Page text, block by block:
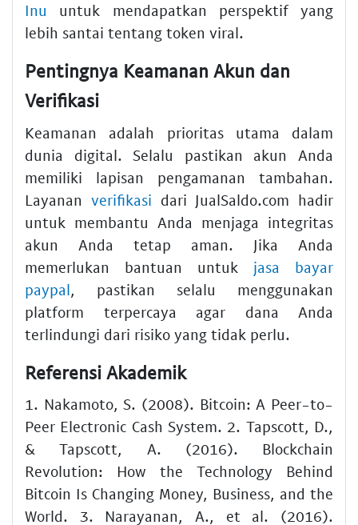
Inu untuk mendapatkan perspektif yang
lebih santai tentang token viral.
Pentingnya Keamanan Akun dan
Verifikasi
Keamanan adalah prioritas utama dalam
dunia digital. Selalu pastikan akun Anda
memiliki lapisan pengamanan tambahan.
Layanan verifikasi dari JualSaldo.com hadir
untuk membantu Anda menjaga integritas
akun Anda tetap aman. Jika Anda
memerlukan bantuan untuk jasa bayar
paypal, pastikan selalu menggunakan
platform terpercaya agar dana Anda
terlindungi dari risiko yang tidak perlu.
Referensi Akademik
1. Nakamoto, S. (2008). Bitcoin: A Peer-to-
Peer Electronic Cash System. 2. Tapscott, D.,
& Tapscott, A. (2016). Blockchain
Revolution: How the Technology Behind
Bitcoin Is Changing Money, Business, and the
World. 3. Narayanan, A., et al. (2016).